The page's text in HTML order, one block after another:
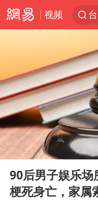
视频
Play
00:00
90后男子娱乐
梗死身亡，家属